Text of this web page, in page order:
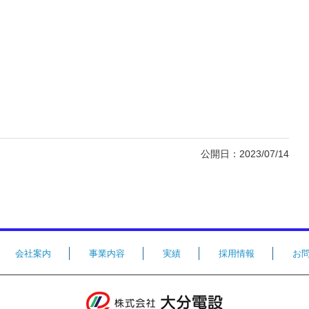
公開日：2023/07/14
会社案内 事業内容 実績 採用情報 お